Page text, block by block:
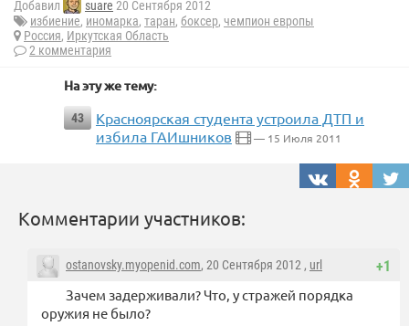
Добавил suare 20 Сентября 2012
избиение, иномарка, таран, боксер, чемпион европы
Россия, Иркутская Область
2 комментария
На эту же тему:
43
Красноярская студента устроила ДТП и
избила ГАИшников
— 15 Июля 2011
Комментарии участников:
+1
ostanovsky.myopenid.com, 20 Сентября 2012 , url
Зачем задерживали? Что, у стражей порядка
оружия не было?